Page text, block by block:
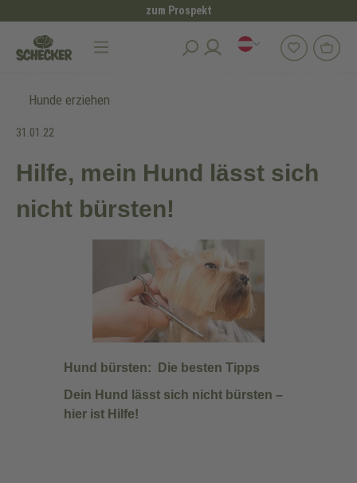
zum Prospekt
Hunde erziehen
31.01.22
Hilfe, mein Hund lässt sich
nicht bürsten!
Hund bürsten: Die besten Tipps
Dein Hund lässt sich nicht bürsten –
hier ist Hilfe!